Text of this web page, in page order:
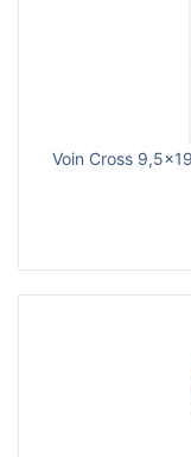
Voin Cross